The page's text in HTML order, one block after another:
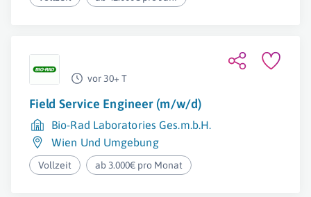
vor 30+ T
Field Service Engineer (m/w/d)
Bio-Rad Laboratories Ges.m.b.H.
Wien Und Umgebung
Vollzeit ab 3.000€ pro Monat